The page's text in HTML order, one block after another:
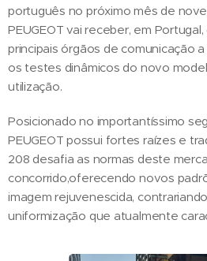
português no próximo mês de
PEUGEOT vai receber, em
principais órgãos de comunicação
os testes dinâmicos do novo
utilização.
Posicionado no importantíssimo
PEUGEOT possui fortes raízes e
208 desafia as normas deste
concorrido,oferecendo novos
imagem rejuvenescida,
uniformização que atualmente